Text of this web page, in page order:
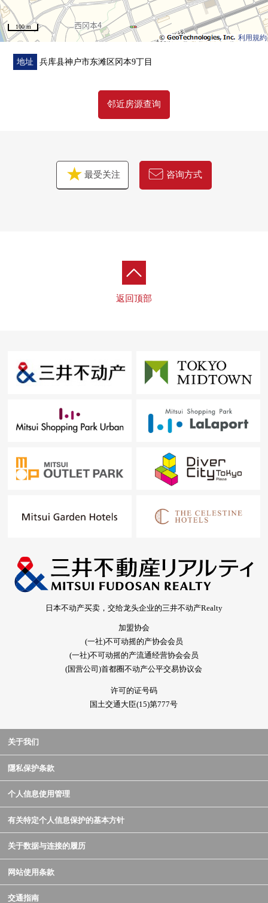
利用規約
100 m
地址 兵库县神户市东滩区冈本9丁目
邻近房源查询
最受关注 咨询方式
返回顶部
日本不动产买卖，交给龙头企业的三井不动产Realty
加盟协会
(一社)不可动摇的产协会会员
(一社)不可动摇的产流通经营协会会员
(国营公司)首都圈不动产公平交易协议会
许可的证号码
国土交通大臣(15)第777号
关于我们
隱私保护条款
个人信息使用管理
有关特定个人信息保护的基本方针
关于数据与连接的履历
网站使用条款
交通指南